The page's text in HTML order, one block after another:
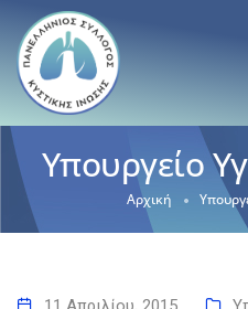
Υπουργείο
Αρχική